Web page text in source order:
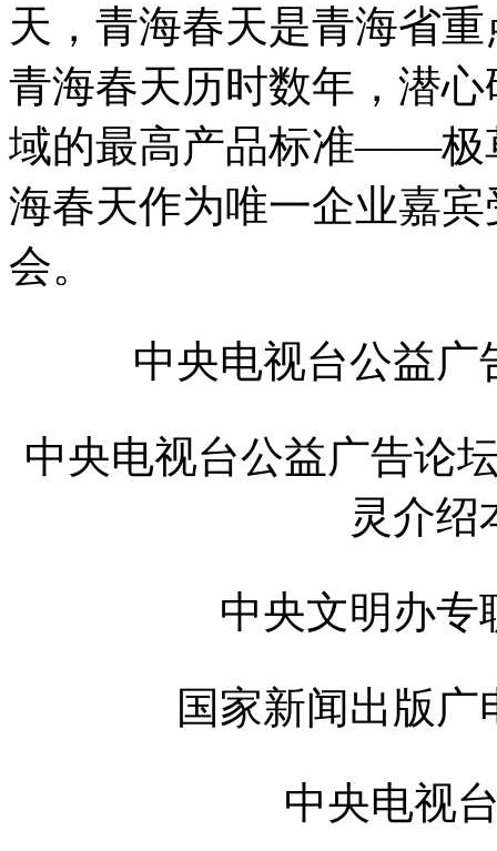
天，青海春天是青海省
青海春天历时数年，潜
域的最高产品标准——极
海春天作为唯一企业嘉
会。
中央电视台公益
中央电视台公益广告论
灵介绍
中央文明办专
国家新闻出版
中央电视